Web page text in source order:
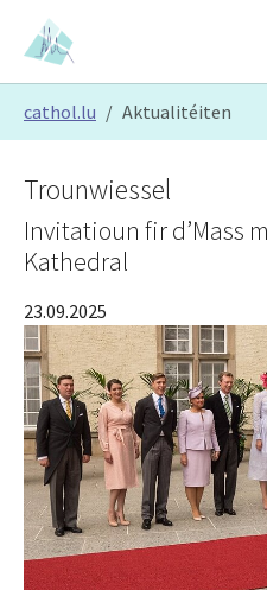
Skip to main content
Skip to page footer
cathol.lu Aktualitéiten
Trounwiessel
Invitatioun fir d’Mass
Kathedral
23.09.2025